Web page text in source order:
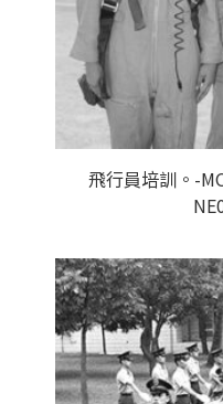
飛行員培訓。-